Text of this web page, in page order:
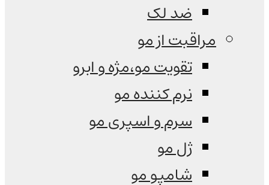
ضد لک
مراقبت از مو
تقویت مو،مژه و ابرو
نرم کننده مو
سرم و اسپری مو
ژل مو
شامپو مو